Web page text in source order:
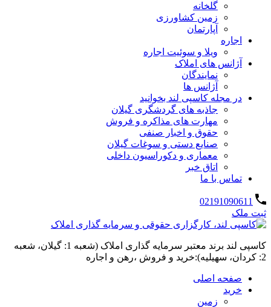
گلخانه
زمین کشاورزی
آپارتمان
اجاره
ویلا و سوئیت اجاره
آژانس های املاک
نمایندگان
آژانس ها
در مجله کاسپی لند بخوانید
جاذبه های گردشگری گیلان
مهارت های مذاکره و فروش
حقوق و اخبار صنفی
صنایع دستی و سوغات گیلان
معماری و دکوراسیون داخلی
اتاق خبر
تماس با ما
02191090611
ثبت ملک
کاسپی لند برند معتبر سرمایه گذاری املاک (شعبه 1: گیلان، شعبه
2: کردان، سهیلیه):خرید و فروش ،رهن و اجاره
صفحه اصلی
خرید
زمین